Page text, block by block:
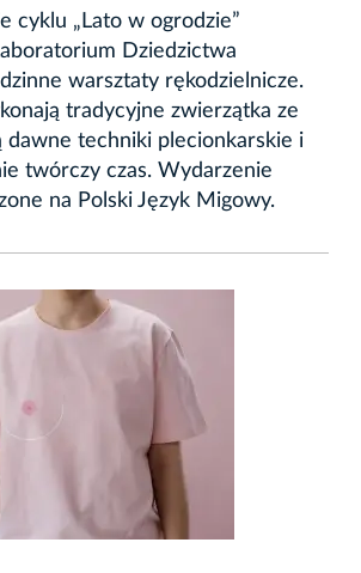
cyklu „Lato w ogrodzie”
Dziedzictwa
warsztaty rękodzielnicze.
tradycyjne zwierzątka ze
dawne techniki plecionkarskie i
twórczy czas. Wydarzenie
na Polski Język Migowy.